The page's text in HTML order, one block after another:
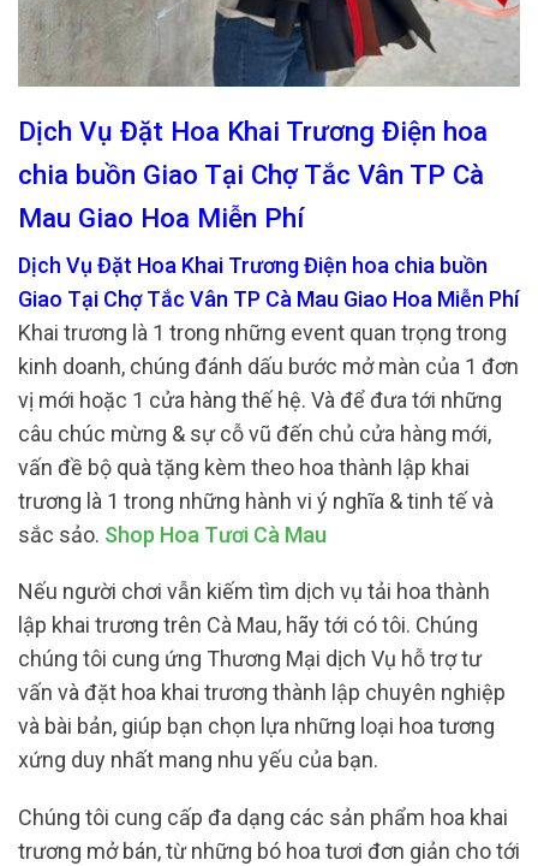
Dịch Vụ Đặt Hoa Khai Trương Điện hoa
chia buồn Giao Tại Chợ Tắc Vân TP Cà
Mau Giao Hoa Miễn Phí
Dịch Vụ Đặt Hoa Khai Trương Điện hoa chia buồn
Giao Tại Chợ Tắc Vân TP Cà Mau Giao Hoa Miễn Phí
Khai trương là 1 trong những event quan trọng trong
kinh doanh, chúng đánh dấu bước mở màn của 1 đơn
vị mới hoặc 1 cửa hàng thế hệ. Và để đưa tới những
câu chúc mừng & sự cỗ vũ đến chủ cửa hàng mới,
vấn đề bộ quà tặng kèm theo hoa thành lập khai
trương là 1 trong những hành vi ý nghĩa & tinh tế và
sắc sảo. Shop Hoa Tươi Cà Mau
Nếu người chơi vẫn kiếm tìm dịch vụ tải hoa thành
lập khai trương trên Cà Mau, hãy tới có tôi. Chúng
chúng tôi cung ứng Thương Mại dịch Vụ hỗ trợ tư
vấn và đặt hoa khai trương thành lập chuyên nghiệp
và bài bản, giúp bạn chọn lựa những loại hoa tương
xứng duy nhất mang nhu yếu của bạn.
Chúng tôi cung cấp đa dạng các sản phẩm hoa khai
trương mở bán, từ những bó hoa tươi đơn giản cho tới